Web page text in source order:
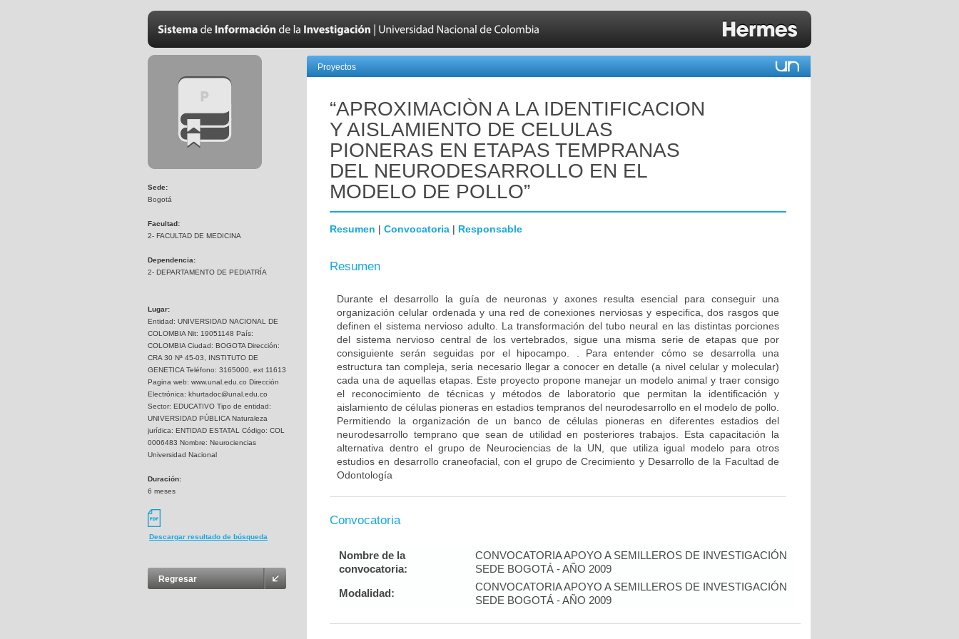
Sede:
Bogotá
Facultad:
2- FACULTAD DE MEDICINA
Dependencia:
2- DEPARTAMENTO DE PEDIATRÍA
Lugar:
Entidad: UNIVERSIDAD NACIONAL DE
COLOMBIA Nit: 19051148 País:
COLOMBIA Ciudad: BOGOTA Dirección:
CRA 30 Nª 45-03, INSTITUTO DE
GENETICA Teléfono: 3165000, ext 11613
Pagina web: www.unal.edu.co Dirección
Electrónica: khurtadoc@unal.edu.co
Sector: EDUCATIVO Tipo de entidad:
UNIVERSIDAD PÚBLICA Naturaleza
jurídica: ENTIDAD ESTATAL Código: COL
0006483 Nombre: Neurociencias
Universidad Nacional
Duración:
6 meses
Descargar resultado de búsqueda
Regresar
Proyectos
“APROXIMACIÒN A LA IDENTIFICACION
Y AISLAMIENTO DE CELULAS
PIONERAS EN ETAPAS TEMPRANAS
DEL NEURODESARROLLO EN EL
MODELO DE POLLO”
Resumen | Convocatoria | Responsable
Resumen
Durante el desarrollo la guía de neuronas y axones resulta esencial para conseguir una
organización celular ordenada y una red de conexiones nerviosas y especifica, dos rasgos que
definen el sistema nervioso adulto. La transformación del tubo neural en las distintas porciones
del sistema nervioso central de los vertebrados, sigue una misma serie de etapas que por
consiguiente serán seguidas por el hipocampo. . Para entender cómo se desarrolla una
estructura tan compleja, seria necesario llegar a conocer en detalle (a nivel celular y molecular)
cada una de aquellas etapas. Este proyecto propone manejar un modelo animal y traer consigo
el reconocimiento de técnicas y métodos de laboratorio que permitan la identificación y
aislamiento de células pioneras en estadios tempranos del neurodesarrollo en el modelo de pollo.
Permitiendo la organización de un banco de células pioneras en diferentes estadios del
neurodesarrollo temprano que sean de utilidad en posteriores trabajos. Esta capacitación la
alternativa dentro el grupo de Neurociencias de la UN, que utiliza igual modelo para otros
estudios en desarrollo craneofacial, con el grupo de Crecimiento y Desarrollo de la Facultad de
Odontología
Convocatoria
Nombre de la
convocatoria:
CONVOCATORIA APOYO A SEMILLEROS DE INVESTIGACIÓN
SEDE BOGOTÁ - AÑO 2009
Modalidad:
CONVOCATORIA APOYO A SEMILLEROS DE INVESTIGACIÓN
SEDE BOGOTÁ - AÑO 2009